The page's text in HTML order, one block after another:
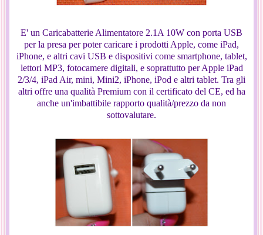
E' un Caricabatterie Alimentatore 2.1A 10W con porta USB
per la presa per poter caricare i prodotti Apple, come iPad,
iPhone, e altri cavi USB e dispositivi come smartphone, tablet,
lettori MP3, fotocamere digitali, e soprattutto per Apple iPad
2/3/4, iPad Air, mini, Mini2, iPhone, iPod e altri tablet. Tra gli
altri offre una qualità Premium con il certificato del CE, ed ha
anche un'imbattibile rapporto qualità/prezzo da non
sottovalutare.